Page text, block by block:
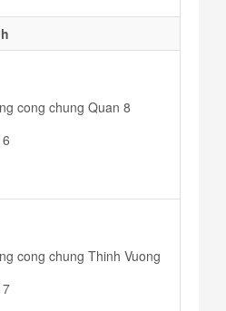
cong chung Quan 8
cong chung Thinh Vuong